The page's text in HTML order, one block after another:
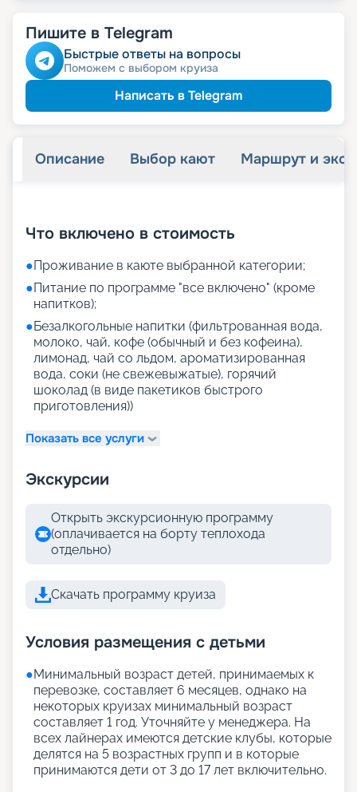
Пишите в Telegram
Быстрые ответы на вопросы
Поможем с выбором круиза
Написать в Telegram
Описание Выбор кают Маршрут и
Что включено в стоимость
●Проживание в каюте выбранной категории;
●Питание по программе "все включено" (кроме
напитков);
●Безалкогольные напитки (фильтрованная вода,
молоко, чай, кофе (обычный и без кофеина),
лимонад, чай со льдом, ароматизированная
вода, соки (не свежевыжатые), горячий
шоколад (в виде пакетиков быстрого
приготовления))
Показать все услуги
Экскурсии
Открыть экскурсионную программу
(оплачивается на борту теплохода
отдельно)
Скачать программу круиза
Условия размещения с детьми
●Минимальный возраст детей, принимаемых к
перевозке, составляет 6 месяцев, однако на
некоторых круизах минимальный возраст
составляет 1 год. Уточняйте у менеджера. На
всех лайнерах имеются детские клубы, которые
делятся на 5 возрастных групп и в которые
принимаются дети от 3 до 17 лет включительно.